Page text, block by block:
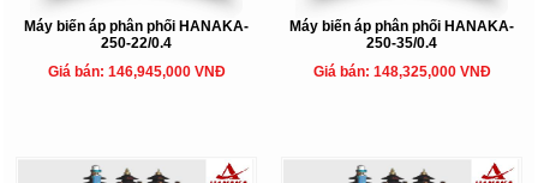
Máy biến áp phân phối HANAKA-
250-22/0.4
Giá bán: 146,945,000 VNĐ
Máy biến áp phân phối HANAKA-
250-35/0.4
Giá bán: 148,325,000 VNĐ